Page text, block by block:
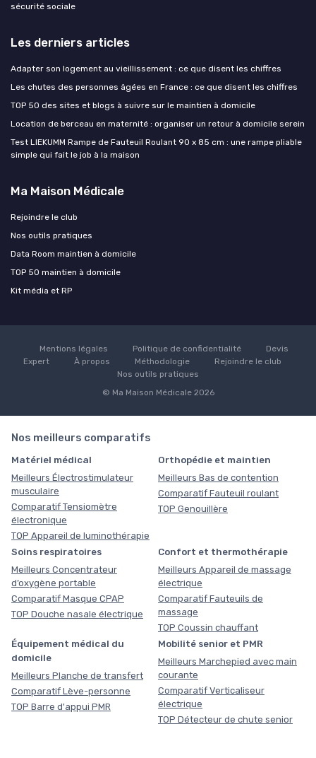
sécurité sociale
Les derniers articles
Adapter son logement au vieillissement : ce que disent les chiffres
Les chutes des personnes âgées en France : ce que disent les chiffres
TOP 50 des sites et blogs à suivre sur le maintien à domicile
Location de berceau en maternité : organiser un retour à domicile serein
Test LIEKUMM Rampe de Fauteuil Roulant 90 x 85 cm : une rampe pliable
simple qui fait le job à la maison
Ma Maison Médicale
Rejoindre le club
Nos outils pratiques
Data Room maintien à domicile
TOP 50 maintien à domicile
Kit média et RP
Mentions légales Politique de confidentialité
Devis
Expert
À propos Méthodologie
Rejoindre le club
Nos outils pratiques
© Ma Maison Médicale 2026
Nos meilleurs comparatifs
Matériel médical
Meilleurs Électrostimulateur
musculaire
Comparatif Tensiomètre
électronique
TOP Appareil de luminothérapie
Orthopédie et maintien
Meilleurs Bas de contention
Comparatif Fauteuil roulant
TOP Genouillère
Soins respiratoires
Meilleurs Concentrateur
d’oxygène portable
Comparatif Masque CPAP
TOP Douche nasale électrique
Confort et thermothérapie
Meilleurs Appareil de massage
électrique
Comparatif Fauteuils de
massage
TOP Coussin chauffant
Équipement médical du
domicile
Meilleurs Planche de transfert
Comparatif Lève-personne
TOP Barre d'appui PMR
Mobilité senior et PMR
Meilleurs Marchepied avec main
courante
Comparatif Verticaliseur
électrique
TOP Détecteur de chute senior